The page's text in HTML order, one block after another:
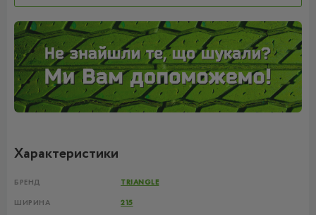
Характеристики
БРЕНД TRIANGLE
ШИРИНА 215